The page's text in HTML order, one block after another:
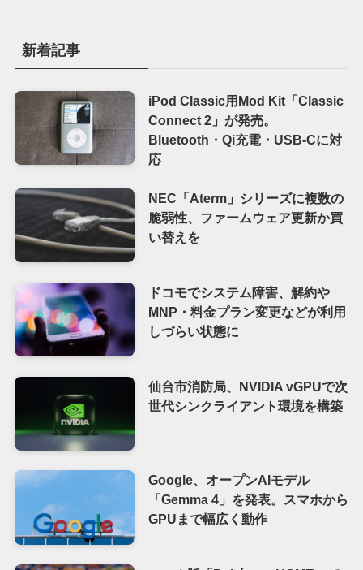
新着記事
iPod Classic用Mod Kit「Classic
Connect 2」が発売。
Bluetooth・Qi充電・USB-Cに対
応
NEC「Aterm」シリーズに複数の
脆弱性、ファームウェア更新か買
い替えを
ドコモでシステム障害、解約や
MNP・料金プラン変更などが利用
しづらい状態に
仙台市消防局、NVIDIA vGPUで次
世代シンクライアント環境を構築
Google、オープンAIモデル
「Gemma 4」を発表。スマホから
GPUまで幅広く動作